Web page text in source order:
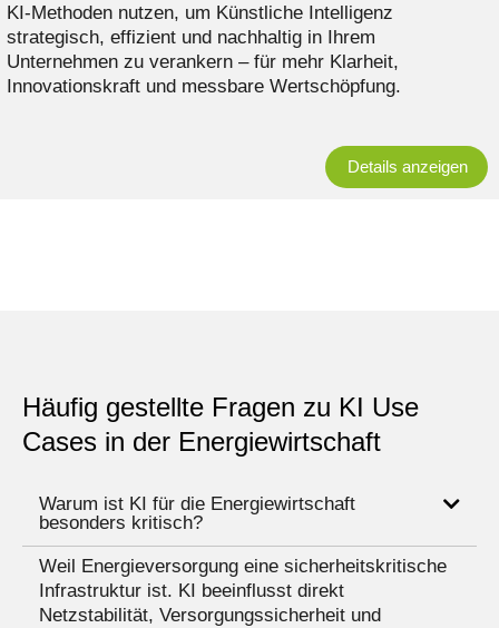
KI‑Methoden nutzen, um Künstliche Intelligenz
strategisch, effizient und nachhaltig in Ihrem
Unternehmen zu verankern – für mehr Klarheit,
Innovationskraft und messbare Wertschöpfung.
Details anzeigen
Häufig gestellte Fragen zu KI Use
Cases in der Energiewirtschaft
Warum ist KI für die Energiewirtschaft
besonders kritisch?
Weil Energieversorgung eine sicherheitskritische
Infrastruktur ist. KI beeinflusst direkt
Netzstabilität, Versorgungssicherheit und